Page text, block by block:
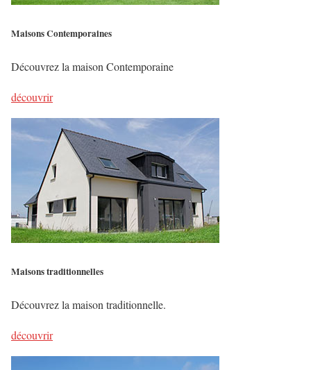
e
d
p
Maisons Contemporaines
Découvrez la maison Contemporaine
découvrir
Maisons traditionnelles
Découvrez la maison traditionnelle.
découvrir